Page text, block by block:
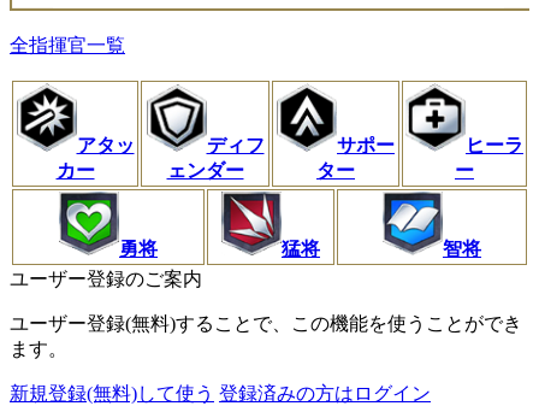
全指揮官一覧
アタッ
カー
ディフ
ェンダー
サポー
ター
ヒーラ
ー
勇将 猛将
智将
ユーザー登録のご案内
ユーザー登録(無料)することで、この機能を使うことができ
ます。
新規登録(無料)して使う 登録済みの方はログイン